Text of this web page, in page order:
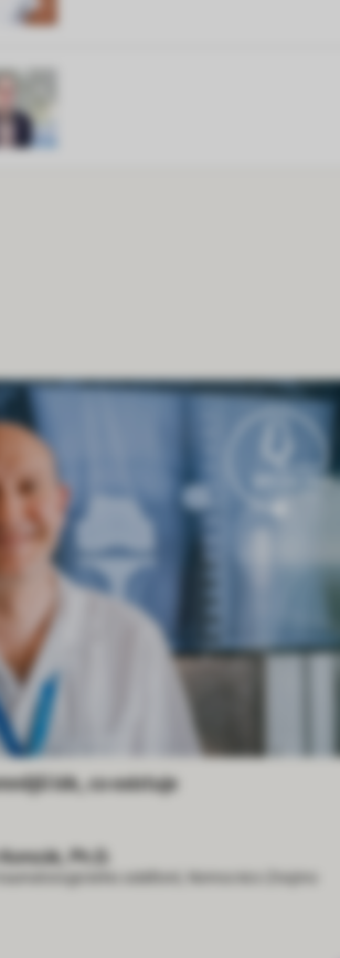
lék, co existuje
Ph.D.
oddělení, Nemocnice Znojmo